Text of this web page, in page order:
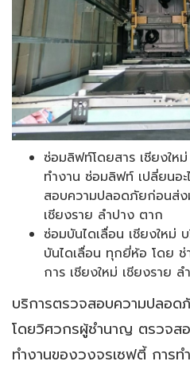
ซ่อมลิฟท์โดยสาร เชียงให
ทำงาน ซ่อมลิฟท์ เปลี่ยนอะ
สอบความปลอดภัยก่อนส่ง
เชียงราย ลำปาง ตาก
ซ่อมบันไดเลื่อน เชียงใหม่
บันไดเลื่อน ทุกยี่ห้อ โดย
การ เชียงใหม่ เชียงราย ล
บริการตรวจสอบความปลอด
โดยวิศวกรผู้ชำนาญ ตรวจส
ทำงานของวงจรเซฟตี้ การ